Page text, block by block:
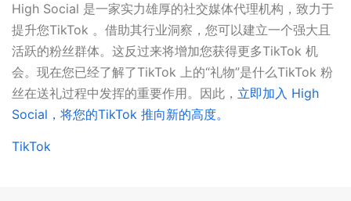
High Social 是一家实力雄厚的社交媒体代理机构，致力于
提升您TikTok 。借助其行业洞察，您可以建立一个强大且
活跃的粉丝群体。这反过来将增加您获得更多TikTok 机
会。现在您已经了解了TikTok 上的“礼物”是什么TikTok 粉
丝在送礼过程中发挥的重要作用。因此， 立即加入 High
Social，将您的TikTok 推向新的高度。
TikTok